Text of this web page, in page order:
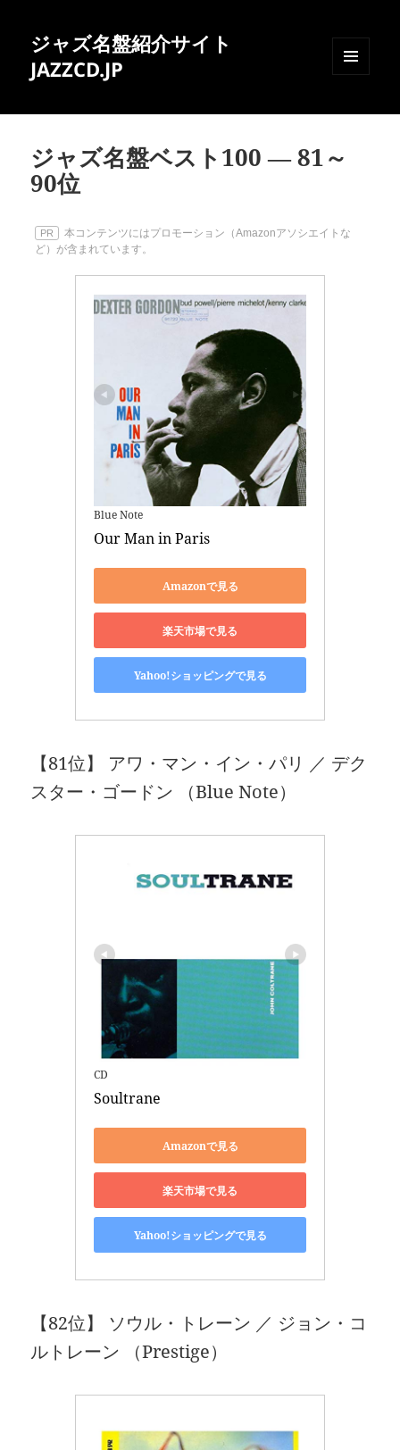
ジャズ名盤紹介サイト
JAZZCD.JP
ィジェ
ジャズ名盤ベスト100 ― 81～
90位
PR
本コンテンツにはプロモーション（Amazonアソシエイトな
ど）が含まれています。
Blue Note
Our Man in Paris
Amazonで見る
楽天市場で見る
Yahoo!ショッピングで見る
【81位】 アワ・マン・イン・パリ ／ デク
スター・ゴードン （Blue Note）
CD
Soultrane
Amazonで見る
楽天市場で見る
Yahoo!ショッピングで見る
【82位】 ソウル・トレーン ／ ジョン・コ
ルトレーン （Prestige）